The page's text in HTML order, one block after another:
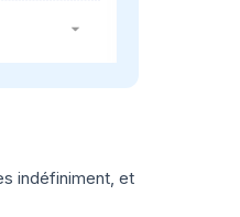
indéfiniment, et